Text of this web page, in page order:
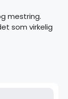
mestring.
som virkelig